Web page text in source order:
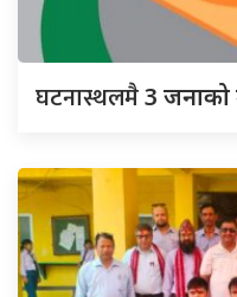
घटनास्थलमै3 जनाको